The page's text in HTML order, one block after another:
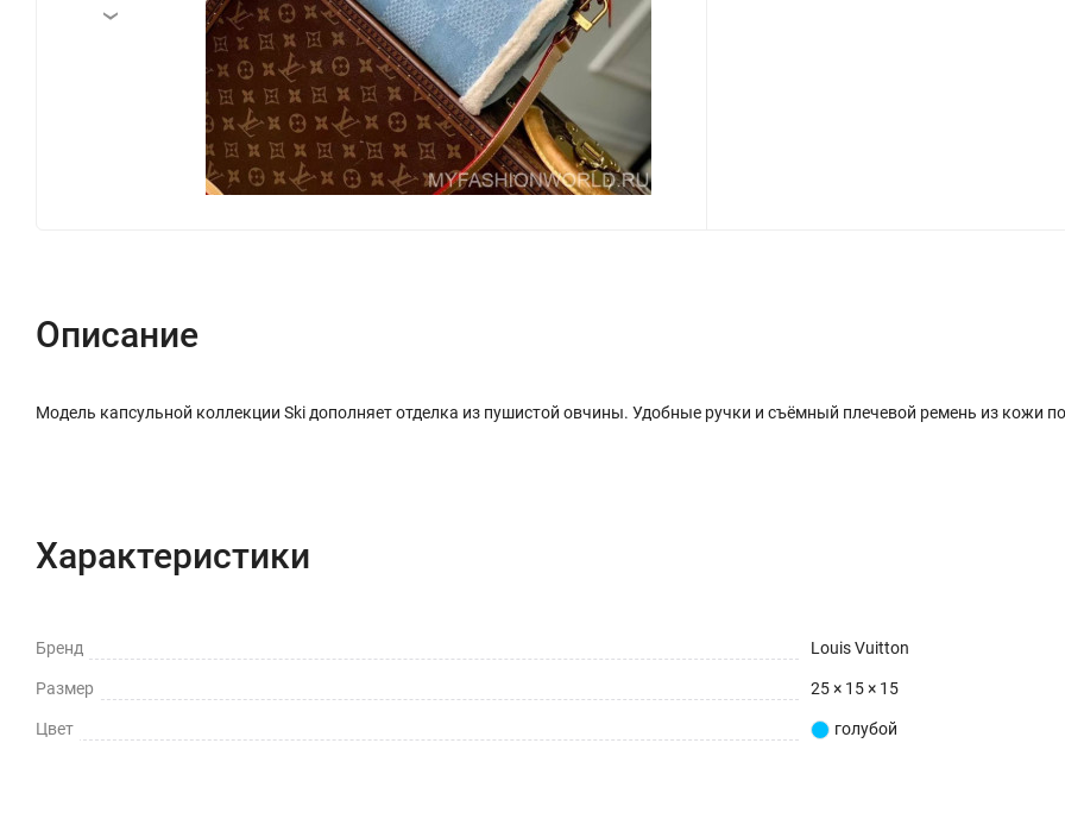
›
Описание
Модель капсульной коллекции Ski дополняет отделка из пушистой овчины. Удобные ручки и съёмный плечевой ремень из кожи
Характеристики
Бренд Louis Vuitton
Размер 25 × 15 × 15
Цвет голубой